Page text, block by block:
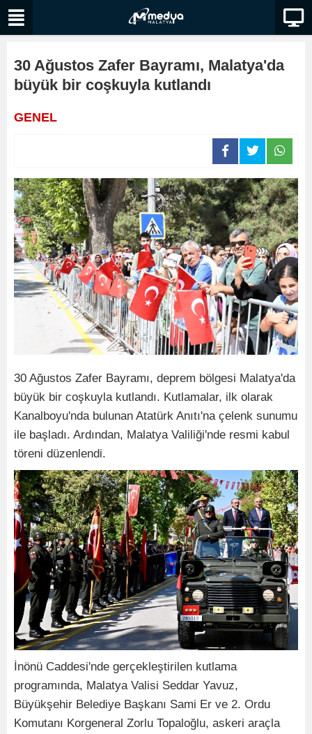
30 Ağustos Zafer Bayramı, Malatya'da
büyük bir coşkuyla kutlandı
GENEL
30 Ağustos Zafer Bayramı, deprem bölgesi Malatya'da
büyük bir coşkuyla kutlandı. Kutlamalar, ilk olarak
Kanalboyu'nda bulunan Atatürk Anıtı'na çelenk sunumu
ile başladı. Ardından, Malatya Valiliği'nde resmi kabul
töreni düzenlendi.
İnönü Caddesi'nde gerçekleştirilen kutlama
programında, Malatya Valisi Seddar Yavuz,
Büyükşehir Belediye Başkanı Sami Er ve 2. Ordu
Komutanı Korgeneral Zorlu Topaloğlu, askeri araçla